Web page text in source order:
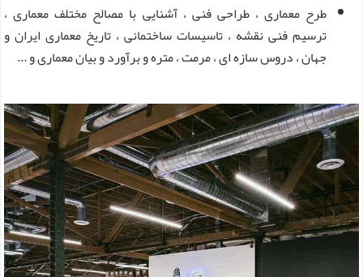
طرح معماری ، طراحی فنی ، آشنایی با مصالح مختلف معماری ،
ترسیم فنی نقشه ، تاسیسات ساختمانی ، تاریخ معماری ایران و
جهان ، دروس سازه ای ، مرمت ، متره و برآورد و بیان معماری و ...